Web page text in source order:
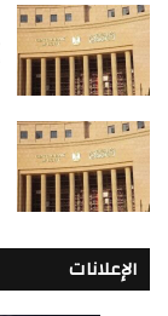
الإعلانات